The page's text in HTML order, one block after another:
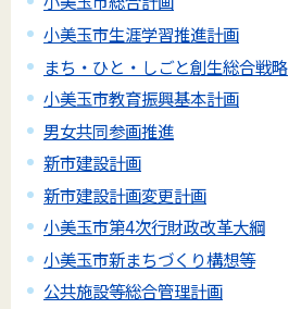
小美玉市生涯学習推進計画
まち・ひと・しごと創生総合戦略
小美玉市教育振興基本計画
男女共同参画推進
新市建設計画
新市建設計画変更計画
小美玉市第4次行財政改革大綱
小美玉市新まちづくり構想等
公共施設等総合管理計画